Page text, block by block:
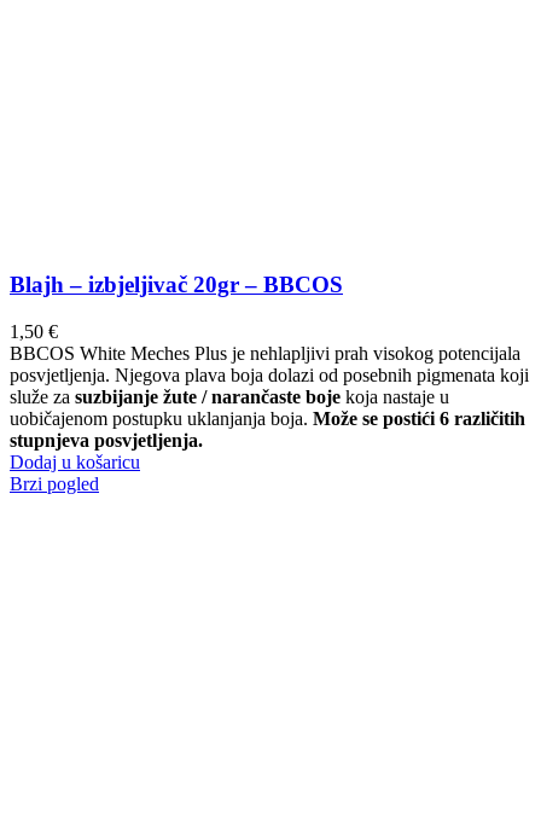
Blajh – izbjeljivač 20gr – BBCOS
1,50 €
BBCOS White Meches Plus je nehlapljivi prah visokog potencijala
posvjetljenja. Njegova plava boja dolazi od posebnih pigmenata koji
služe za suzbijanje žute / narančaste boje koja nastaje u
uobičajenom postupku uklanjanja boja. Može se postići 6 različitih
stupnjeva posvjetljenja.
Dodaj u košaricu
Brzi pogled